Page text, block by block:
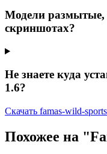
Модели размытые,
скриншотах?
Не знаете куда
1.6?
Скачать famas-wild-
Похожее на